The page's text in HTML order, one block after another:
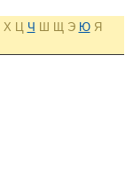
Х Ц Ч Ш Щ Э Ю Я